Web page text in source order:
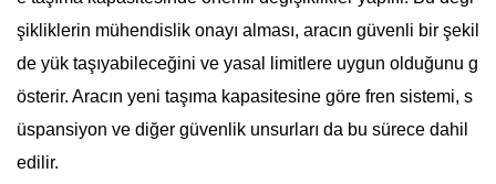
şikliklerin mühendislik onayı alması, aracın güvenli bir şekil
de yük taşıyabileceğini ve yasal limitlere uygun olduğunu g
österir. Aracın yeni taşıma kapasitesine göre fren sistemi, s
üspansiyon ve diğer güvenlik unsurları da bu sürece dahil
edilir.